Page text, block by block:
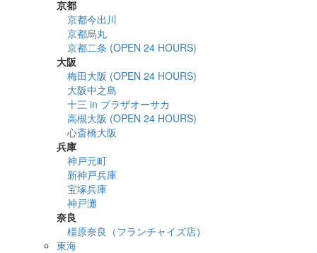
京都
京都今出川
京都烏丸
京都二条 (OPEN 24 HOURS)
大阪
梅田大阪 (OPEN 24 HOURS)
大阪中之島
十三 in プラザオーサカ
高槻大阪 (OPEN 24 HOURS)
心斎橋大阪
兵庫
神戸元町
新神戸兵庫
宝塚兵庫
神戸灘
奈良
橿原奈良（フランチャイズ店）
東海